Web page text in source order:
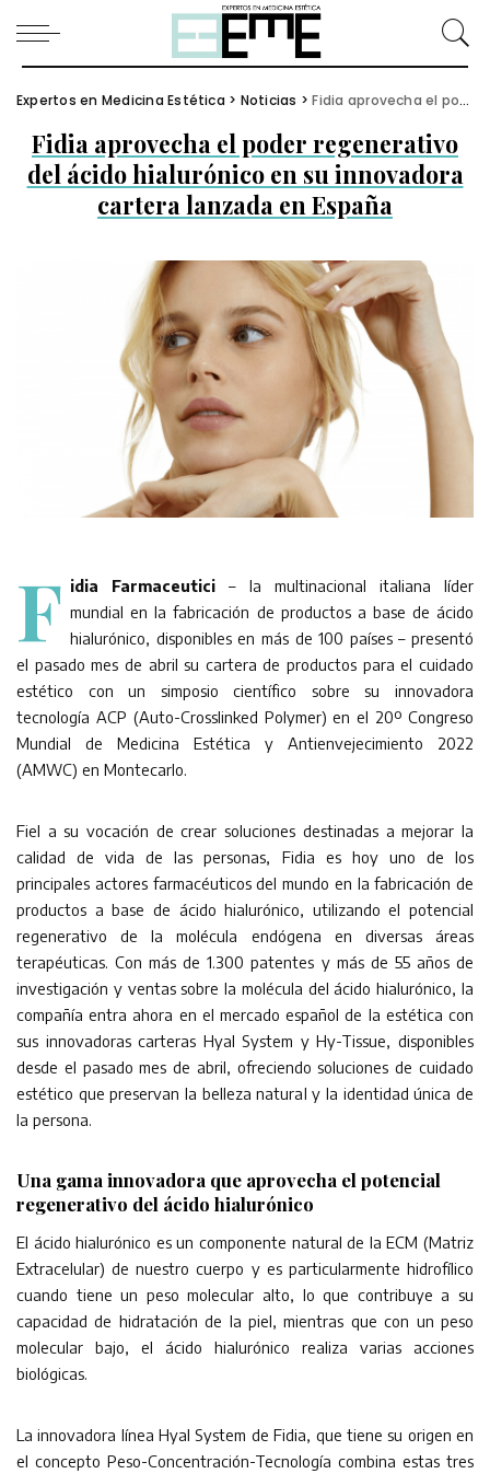
Expertos en Medicina Estética > Noticias >Fidia aprovecha el poder regenerativo del ácido hialurónico en su innovadora cartera lanzada en España
Fidia aprovecha el poder regenerativo
del ácido hialurónico en su innovadora
cartera lanzada en España
F idia Farmaceutici – la multinacional italiana líder
mundial en la fabricación de productos a base de ácido
hialurónico, disponibles en más de 100 países – presentó
el pasado mes de abril su cartera de productos para el cuidado
estético con un simposio científico sobre su innovadora
tecnología ACP (Auto-Crosslinked Polymer) en el 20º Congreso
Mundial de Medicina Estética y Antienvejecimiento 2022
(AMWC) en Montecarlo.
Fiel a su vocación de crear soluciones destinadas a mejorar la
calidad de vida de las personas, Fidia es hoy uno de los
principales actores farmacéuticos del mundo en la fabricación de
productos a base de ácido hialurónico, utilizando el potencial
regenerativo de la molécula endógena en diversas áreas
terapéuticas. Con más de 1.300 patentes y más de 55 años de
investigación y ventas sobre la molécula del ácido hialurónico, la
compañía entra ahora en el mercado español de la estética con
sus innovadoras carteras Hyal System y Hy-Tissue, disponibles
desde el pasado mes de abril, ofreciendo soluciones de cuidado
estético que preservan la belleza natural y la identidad única de
la persona.
Una gama innovadora que aprovecha el potencial
regenerativo del ácido hialurónico
El ácido hialurónico es un componente natural de la ECM (Matriz
Extracelular) de nuestro cuerpo y es particularmente hidrofílico
cuando tiene un peso molecular alto, lo que contribuye a su
capacidad de hidratación de la piel, mientras que con un peso
molecular bajo, el ácido hialurónico realiza varias acciones
biológicas.
La innovadora línea Hyal System de Fidia, que tiene su origen en
el concepto Peso-Concentración-Tecnología combina estas tres